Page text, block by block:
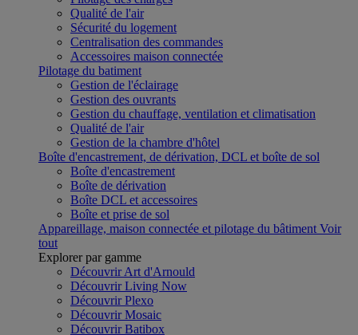
Qualité de l'air
Sécurité du logement
Centralisation des commandes
Accessoires maison connectée
Pilotage du batiment
Gestion de l'éclairage
Gestion des ouvrants
Gestion du chauffage, ventilation et climatisation
Qualité de l'air
Gestion de la chambre d'hôtel
Boîte d'encastrement, de dérivation, DCL et boîte de sol
Boîte d'encastrement
Boîte de dérivation
Boîte DCL et accessoires
Boîte et prise de sol
Appareillage, maison connectée et pilotage du bâtiment Voir
tout
Explorer par gamme
Découvrir Art d'Arnould
Découvrir Living Now
Découvrir Plexo
Découvrir Mosaic
Découvrir Batibox